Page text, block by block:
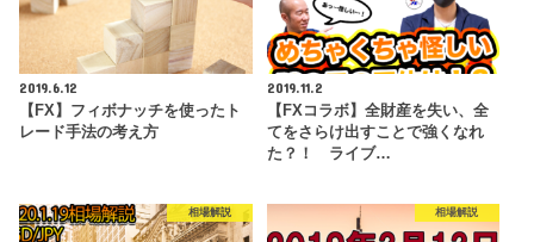
2019.6.12
【FX】フィボナッチを使ったト
レード手法の考え方
2019.11.2
【FXコラボ】全財産を失い、全
てをさらけ出すことで強くなれ
た？！ ライブ…
相場解説 相場解説